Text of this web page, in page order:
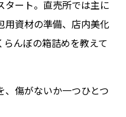
タート。直売所では主に
用資材の準備、店内美化
んぼの箱詰めを教えて
傷がないか一つひとつ